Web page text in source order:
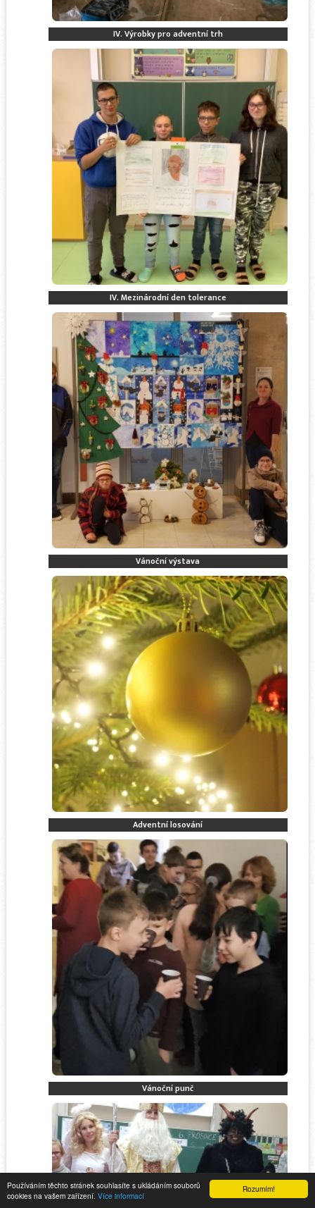
Rozumím!
Používáním těchto stránek souhlasíte s ukládáním souborů
cookies na vašem zařízení. Více informací
IV. Výrobky pro adventní trh
IV. Mezinárodní den tolerance
Vánoční výstava
Adventní losování
Vánoční punč